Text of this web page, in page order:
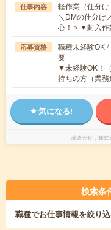
仕事内容
軽作業（仕分け
＼DMの仕分け
心！＞▼封入
応募資格
職種未経験OK
要
▼未経験OK！
持ちの方（業
気になる!
派遣会社 株式
検索条
職種でお仕事情報を絞り